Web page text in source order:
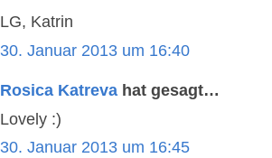
LG, Katrin
30. Januar 2013 um 16:40
Rosica Katreva hat gesagt…
Lovely :)
30. Januar 2013 um 16:45